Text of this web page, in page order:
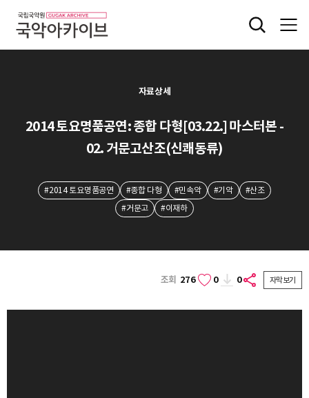
자료상세
2014 토요명품공연: 종합 다형[03.22.] 마스터본 -
02. 거문고산조(신쾌동류)
#2014 토요명품공연 #종합 다형 #민속악 #기악
#산조
#거문고
#이재하
조회 276 0 0 자막보기